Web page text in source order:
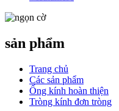
sản phẩm
Trang chủ
Các sản phẩm
Ống kính hoàn thiện
Tròng kính đơn tròng